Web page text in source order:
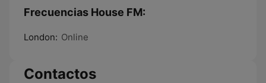
Frecuencias House FM:
London: Online
Contactos